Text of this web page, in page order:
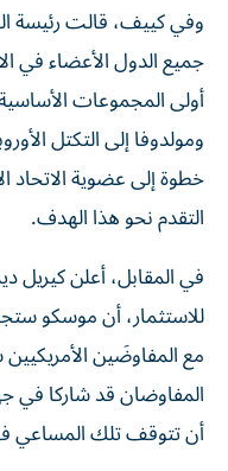
وفي كييف، قالت رئيسة
جميع الدول الأعضاء في
أولى المجموعات
ومولدوفا إلى التكتل
خطوة إلى عضوية الاتحاد
التقدم نحو هذا الهدف.
في المقابل، أعلن كيريل
للاستثمار، أن موسكو
مع المفاوضَين
المفاوضان قد شاركا في
أن تتوقف تلك المساعي